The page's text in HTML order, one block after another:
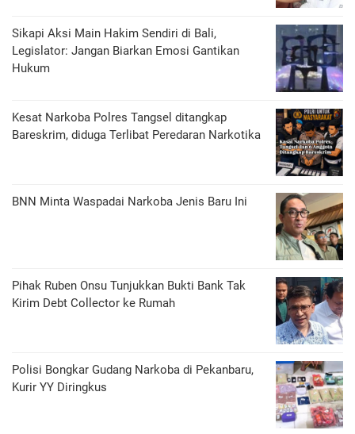
Sikapi Aksi Main Hakim Sendiri di Bali,
Legislator: Jangan Biarkan Emosi Gantikan
Hukum
Kesat Narkoba Polres Tangsel ditangkap
Bareskrim, diduga Terlibat Peredaran Narkotika
BNN Minta Waspadai Narkoba Jenis Baru Ini
Pihak Ruben Onsu Tunjukkan Bukti Bank Tak
Kirim Debt Collector ke Rumah
Polisi Bongkar Gudang Narkoba di Pekanbaru,
Kurir YY Diringkus